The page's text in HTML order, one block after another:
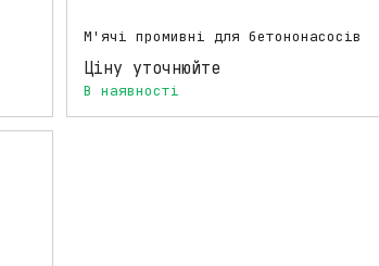
М'ячі промивні для бетононасосів
Ціну уточнюйте
В наявності